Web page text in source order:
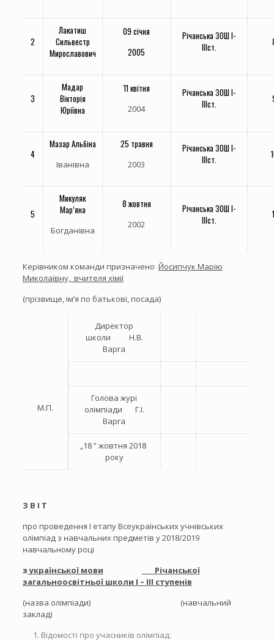
2
Лакатиш
Сильвестр
Мирославович
09 січня
2005
Річанська ЗОШ І-
ІІІст.
3
Мадар
Вікторія
Юріївна
11 квітня
2004
Річанська ЗОШ І-
ІІІст.
4
Мазар Альбіна
Іванівна
25 травня
2003
Річанська ЗОШ І-
ІІІст.
5
Микуляк
Мар’яна
Богданівна
8 жовтня
2002
Річанська ЗОШ І-
ІІІст.
Керівником команди призначено Йосипчук Марію
Миколаївну, вчителя хімії
(прізвище, ім’я по батькові, посада)
М.П.
Директор
школи Н.В.
Варга
Голова журі
олімпіади Г.І.
Варга
„18 ” жовтня 2018
року
З В І Т
про проведення I етапу Всеукраїнських учнівських
олімпіад з навчальних предметів у 2018/2019
навчальному році
зукраїнської мови
Річанської
загальноосвітньої школи І – ІІІ ступенів
(назва олімпіади) (навчальний
заклад)
Відомості про учасників олімпіад: